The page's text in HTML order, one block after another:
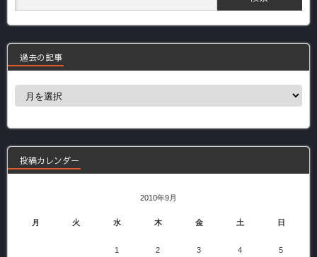
過去の記事
過
事
投稿カレンダー
2010年9月
月 火 水 木 金 土 日
1 2 3 4 5